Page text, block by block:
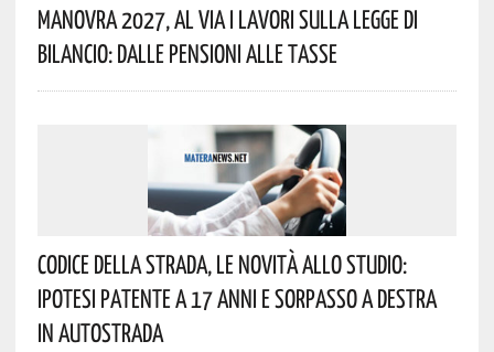
Manovra 2027, Al Via I Lavori Sulla Legge Di
Bilancio: Dalle Pensioni Alle Tasse
Codice Della Strada, Le Novità Allo Studio:
Ipotesi Patente A 17 Anni E Sorpasso A Destra
In Autostrada